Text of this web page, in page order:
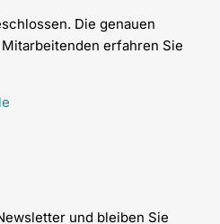
Die genauen
erfahren Sie
und bleiben Sie